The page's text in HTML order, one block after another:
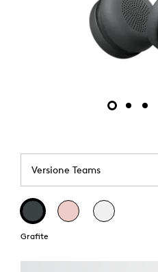
Versione Teams
Grafite